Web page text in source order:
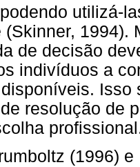
utilizá-
(Skinner, 1994).
de decisão
indivíduos a
Isso
resolução de
(1996)